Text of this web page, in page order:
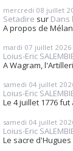
mercredi 08 juillet
Setadire sur Dans
A propos de
mardi 07 juillet 2026
Loius-Eric
A Wagram,
samedi 04 juillet
Loius-Eric
Le 4 juillet 1776
samedi 04 juillet
Loius-Eric
Le sacre